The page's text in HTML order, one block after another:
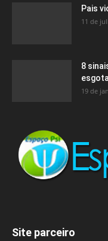
Pais
11 de
8
19 de
Site parceiro